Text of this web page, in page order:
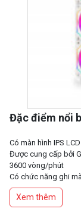
Đặc điểm nổi
Có màn hình IPS
Được cung cấp bởi
3600 vòng/phút
Có chức năng ghi
bạn
Truy cập các hiệu
Quạt tản nhiệt có
Xem thêm